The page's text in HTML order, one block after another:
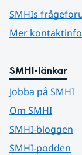
SMHIs
Mer
SMHI-länkar
Jobba på SMHI
Om SMHI
SMHI-bloggen
SMHI-podden